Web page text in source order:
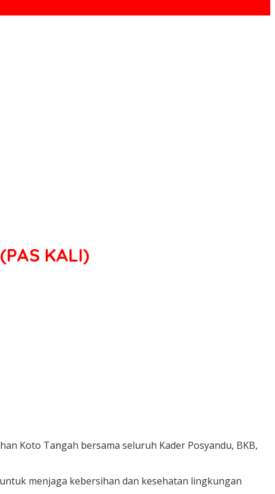
KALI)
Koto Tangah bersama seluruh Kader Posyandu, BKB,
menjaga kebersihan dan kesehatan lingkungan